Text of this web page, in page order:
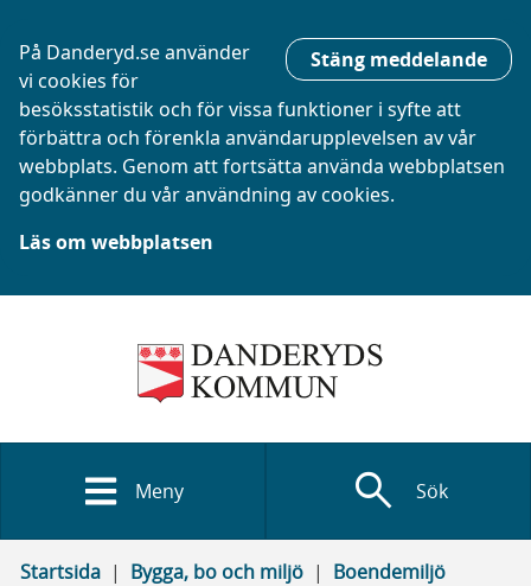
Stäng meddelande
På Danderyd.se använder
vi cookies för
besöksstatistik och för vissa funktioner i syfte att
förbättra och förenkla användarupplevelsen av vår
webbplats. Genom att fortsätta använda webbplatsen
godkänner du vår användning av cookies.
Läs om webbplatsen
Meny search Sök
Startsida Bygga, bo och miljö
Boendemiljö